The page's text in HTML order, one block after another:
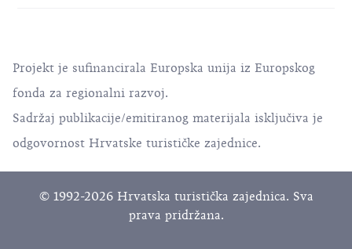
Projekt je sufinancirala Europska unija iz Europskog
fonda za regionalni razvoj.
Sadržaj publikacije/emitiranog materijala isključiva je
odgovornost Hrvatske turističke zajednice.
© 1992-2026 Hrvatska turistička zajednica. Sva
prava pridržana.